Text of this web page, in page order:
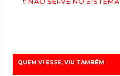
QUEM VI ESSE, VIU TAMBÉM